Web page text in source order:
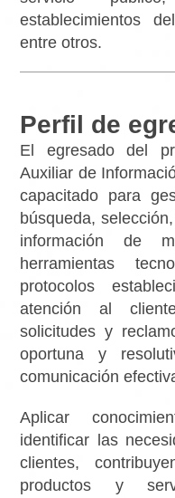
establecimientos
entre otros.
Perfil de
El egresado del
Auxiliar de
capacitado para
búsqueda,
información de
herramientas
protocolos
atención al
solicitudes y
oportuna y
comunicación
Aplicar
identificar las
clientes,
productos y